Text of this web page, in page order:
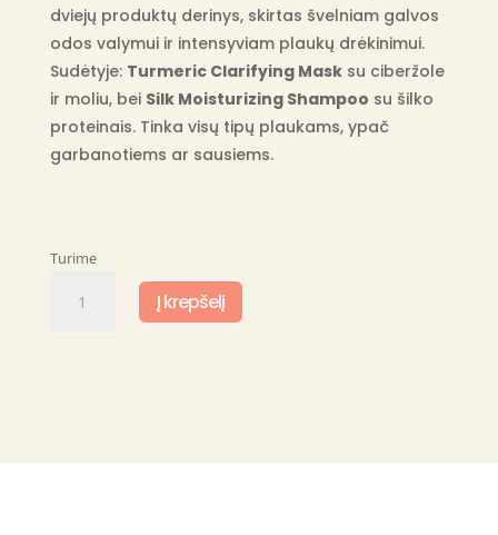
dviejų produktų derinys, skirtas švelniam galvos
odos valymui ir intensyviam plaukų drėkinimui.
Sudėtyje: Turmeric Clarifying Masksu ciberžole
ir moliu, bei Silk Moisturizing Shampoo su šilko
proteinais. Tinka visų tipų plaukams, ypač
garbanotiems ar sausiems.
Turime
kiekis:
Į krepšelį